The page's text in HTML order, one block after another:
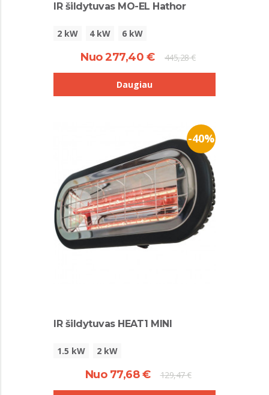
IR šildytuvas MO-EL Hathor
2 kW 4 kW 6 kW
Nuo 277,40 € 445,28 €
Daugiau
-40%
IR šildytuvas HEAT1 MINI
1.5 kW 2 kW
Nuo 77,68 € 129,47 €